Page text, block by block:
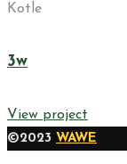
Kotle
3w
View project
©2023 WAWE